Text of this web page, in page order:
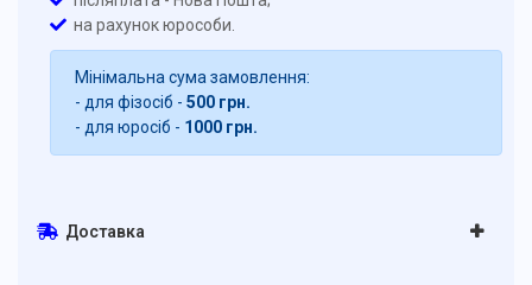
на рахунок юрособи.
Мінімальна сума замовлення:
- для фізосіб - 500 грн.
- для юросіб - 1000 грн.
Доставка